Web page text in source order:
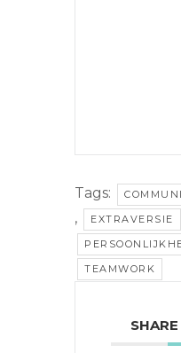
Tags:
, EXTRAVERSIE
TEAMWORK